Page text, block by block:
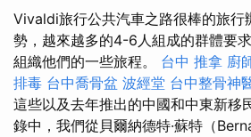
Vivaldi旅行公共汽車之路很棒的旅行
勢，越來越多的4-6人組成的群體要
組織他們的一些旅程。 台中 推拿 廚
排毒 台中喬骨盆 波經堂 台中整骨神
這些以及去年推出的中國和中東新移
錄中，我們從貝爾納德特·蘇特（